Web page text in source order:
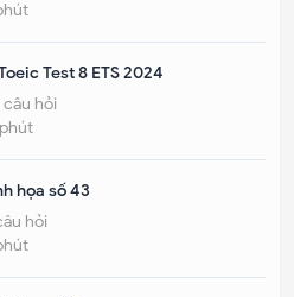
Test 8 ETS 2024
câu hỏi
phút
họa số 43
hỏi